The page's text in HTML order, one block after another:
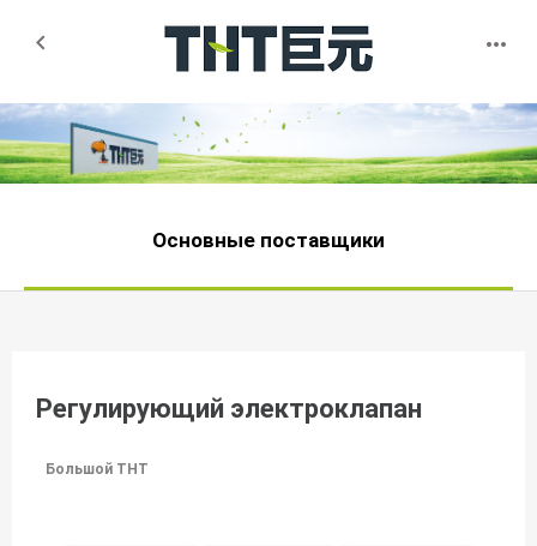
 
Основные поставщики
Регулирующий электроклапан
Большой THT